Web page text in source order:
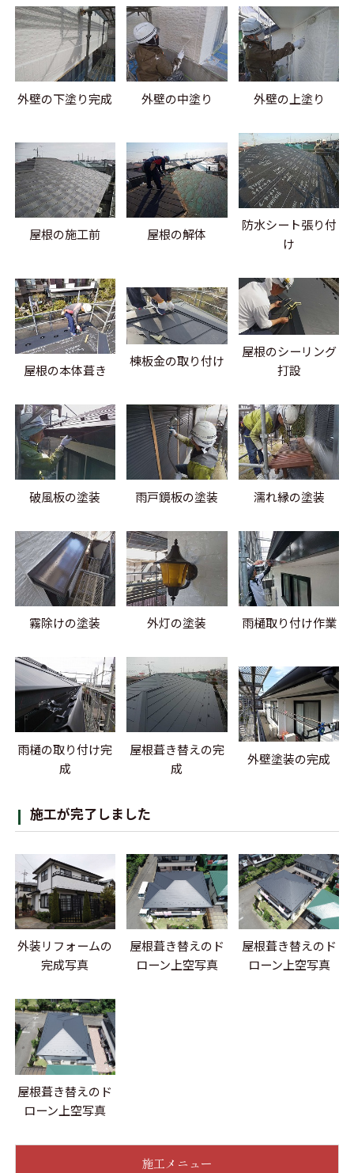
外壁の下塗り完成 外壁の中塗り 外壁の上塗り
屋根の施工前 屋根の解体
防水シート張り付
け
屋根の本体葺き
棟板金の取り付け
屋根のシーリング
打設
破風板の塗装 雨戸鏡板の塗装 濡れ縁の塗装
霧除けの塗装 外灯の塗装 雨樋取り付け作業
雨樋の取り付け完
成
屋根葺き替えの完
成
外壁塗装の完成
施工が完了しました
外装リフォームの
完成写真
屋根葺き替えのド
ローン上空写真
屋根葺き替えのド
ローン上空写真
屋根葺き替えのド
ローン上空写真
施工メニュー